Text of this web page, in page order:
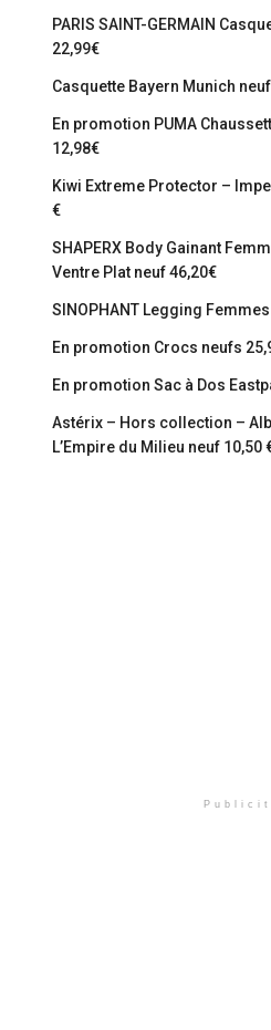
PARIS SAINT-GERMAIN
22,99€
Casquette Bayern Munich
En promotion PUMA
12,98€
Kiwi Extreme Protector –
€
SHAPERX Body Gainant
Ventre Plat neuf 46,20€
SINOPHANT Legging
En promotion Crocs neufs
En promotion Sac à Dos
Astérix – Hors collection –
L’Empire du Milieu neuf 10,50